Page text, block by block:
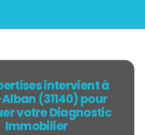
intervient à
(31140) pour
votre Diagnostic
Immobilier